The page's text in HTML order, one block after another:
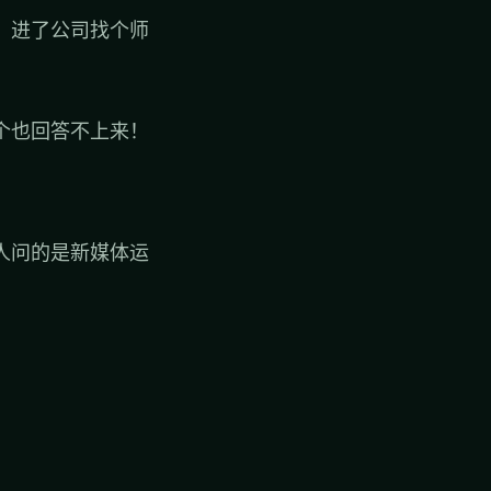
进了公司找个师
回答不上来！
问的是新媒体运